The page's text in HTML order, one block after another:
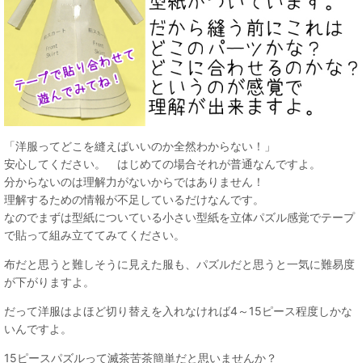
「洋服ってどこを縫えばいいのか全然わからない！」
安心してください。 はじめての場合それが普通なんですよ。
分からないのは理解力がないからではありません！
理解するための情報が不足しているだけなんです。
なのでまずは型紙についている小さい型紙を立体パズル感覚でテープ
で貼って組み立ててみてください。
布だと思うと難しそうに見えた服も、パズルだと思うと一気に難易度
が下がりますよ。
だって洋服はよほど切り替えを入れなければ4～15ピース程度しかな
いんですよ。
15ピースパズルって滅茶苦茶簡単だと思いませんか？